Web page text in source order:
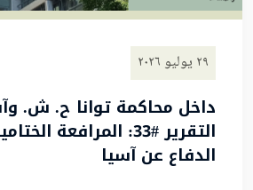
٢٩ يوليو ٢٠٢٦
داخل محاكمة توانا ح. ش.
التقرير #33: المرافعة
الدفاع عن آسيا